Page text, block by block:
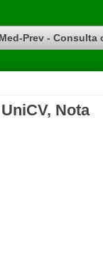
Prev - Consulta
Nota